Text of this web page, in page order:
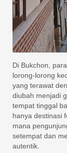
Di Bukchon,
lorong-lorong
yang terawat
diubah menjadi
tempat tinggal
hanya destinasi
mana
setempat dan
autentik.